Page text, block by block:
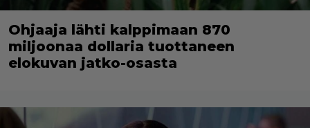
Ohjaaja lähti kalppimaan 870
miljoonaa dollaria tuottaneen
elokuvan jatko-osasta